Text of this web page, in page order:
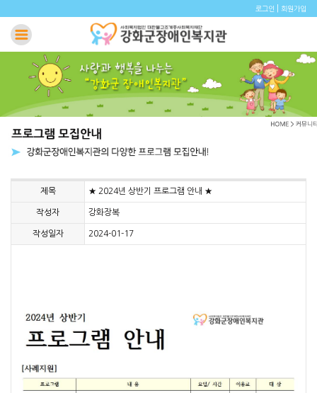
로그인 회원가입
제목 ★ 2024년 상반기 프로그램 안내 ★
작성자 강화장복
작성일자 2024-01-17